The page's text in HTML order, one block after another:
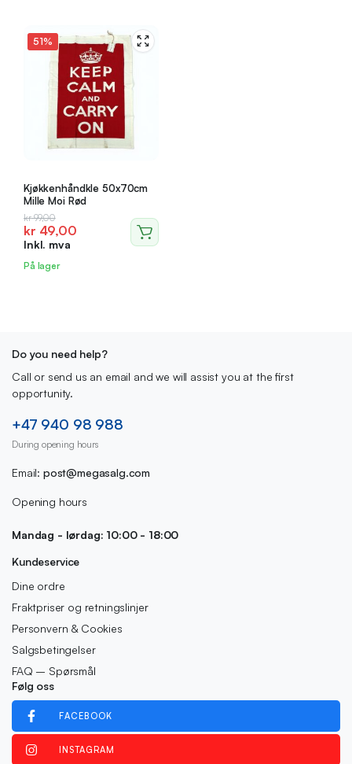
51%
Kjøkkenhåndkle 50x70cm
Mille Moi Rød
kr99,00
Opprinnelig
pris
var:
kr 99,00.
kr 49,00
Nåværende
pris
er:
kr 49,00.
Inkl. mva
På lager
Do you need help?
Call or send us an email and we will assist you at the first
opportunity.
+47 940 98 988
During opening hours
Email: post@megasalg.com
Opening hours
Mandag - lørdag: 10:00 - 18:00
Kundeservice
Dine ordre
Fraktpriser og retningslinjer
Personvern & Cookies
Salgsbetingelser
FAQ – Spørsmål
Følg oss
FACEBOOK
INSTAGRAM